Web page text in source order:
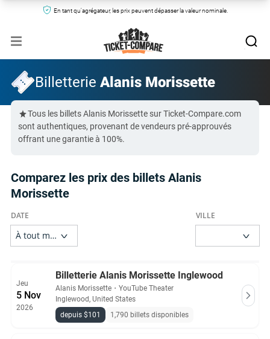
En tant qu'agrégateur, les prix peuvent dépasser la valeur nominale.
Billetterie Alanis Morissette
Tous les billets Alanis Morissette sur Ticket-Compare.com
sont authentiques, provenant de vendeurs pré-approuvés
offrant une garantie à 100%.
Comparez les prix des billets Alanis
Morissette
Jeu
5 Nov
2026
Billetterie Alanis Morissette Inglewood
Alanis Morissette ・ YouTube Theater
Inglewood, United States
depuis $101
1,790 billets disponibles